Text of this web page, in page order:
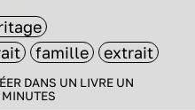
famille extrait
DANS UN LIVRE UN
MINUTES